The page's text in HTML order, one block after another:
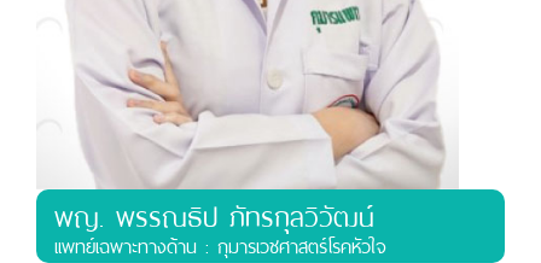
พญ. พรรณธิป ภัทรกุลวิวัฒน์
เเพทย์เฉพาะทางด้าน : กุมารเวชศาสตร์โรคหัวใจ